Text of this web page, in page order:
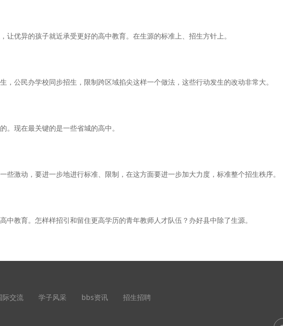
优异的孩子就近承受更好的高中教育。在生源的标准上、招生方针上。
公民办学校同步招生，限制跨区域掐尖这样一个做法，这些行动发生的改动非常大。
现在最关键的是一些省城的高中。
激动，要进一步地进行标准、限制，在这方面要进一步加大力度，标准整个招生秩序。
教育。怎样样招引和留住更高学历的青年教师人才队伍？办好县中除了生源。
际交流 学子风采 bbs资讯 招生招聘